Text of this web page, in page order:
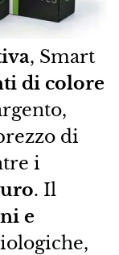
, Smart
di colore
di
i
. Il
e